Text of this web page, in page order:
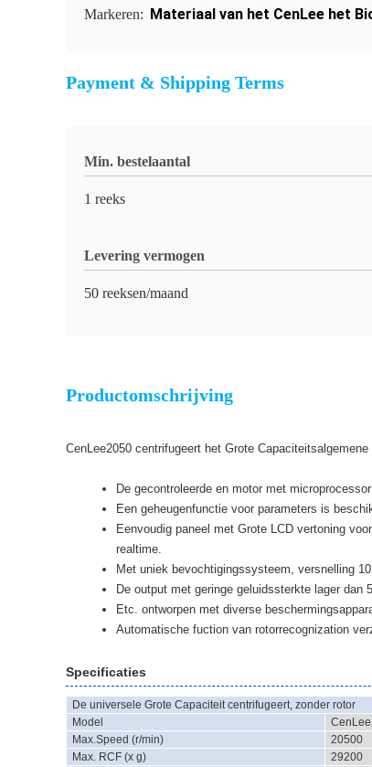
Markeren: Materiaal van het CenLee het
Payment & Shipping Terms
Min. bestelaantal
1 reeks
Levering vermogen
50 reeksen/maand
Productomschrijving
CenLee2050 centrifugeert het Grote Capaciteitsalgemene
De gecontroleerde en motor met
Een geheugenfunctie voor parameters is
Eenvoudig paneel met Grote LCD vertoning
realtime.
Met uniek bevochtigingssysteem, versnelling
De output met geringe geluidssterkte lager dan
Etc. ontworpen met diverse
Automatische fuction van rotorrecognization
Specificaties
De universele Grote Capaciteit centrifugeert, zonder rotor
Model
Max.Speed (r/min)
20500
Max. RCF (x g)
29200